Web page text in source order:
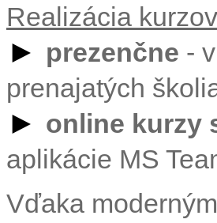
Realizácia
► prezenčne -
prenajatých
► online kurzy
aplikácie MS
Vďaka